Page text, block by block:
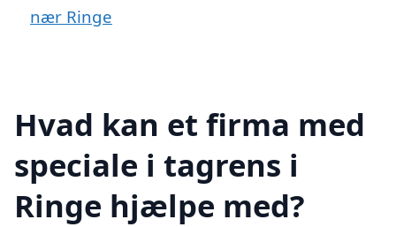
nær Ringe
Hvad kan et firma med
speciale i tagrens i
Ringe hjælpe med?